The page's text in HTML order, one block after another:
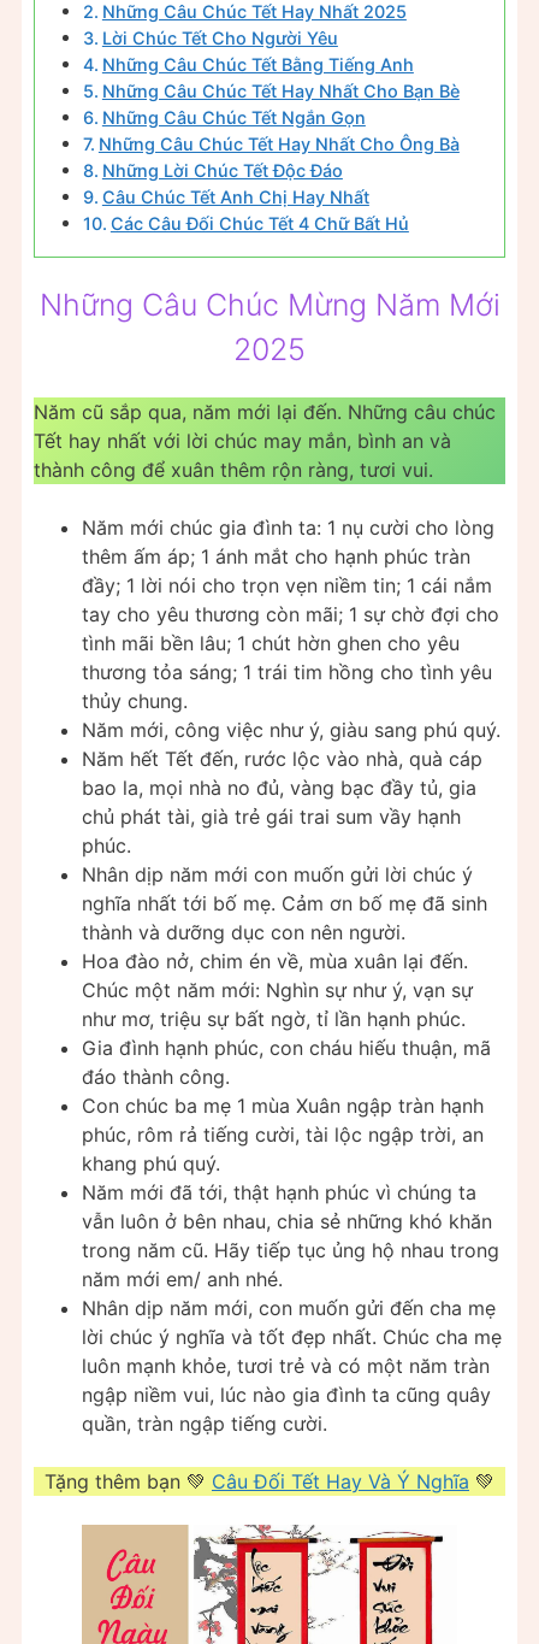
Những Câu Chúc Tết Hay Nhất 2025
Lời Chúc Tết Cho Người Yêu
Những Câu Chúc Tết Bằng Tiếng Anh
Những Câu Chúc Tết Hay Nhất Cho Bạn Bè
Những Câu Chúc Tết Ngắn Gọn
Những Câu Chúc Tết Hay Nhất Cho Ông Bà
Những Lời Chúc Tết Độc Đáo
Câu Chúc Tết Anh Chị Hay Nhất
Các Câu Đối Chúc Tết 4 Chữ Bất Hủ
Những Câu Chúc Mừng Năm Mới
2025
Năm cũ sắp qua, năm mới lại đến. Những câu chúc
Tết hay nhất với lời chúc may mắn, bình an và
thành công để xuân thêm rộn ràng, tươi vui.
Năm mới chúc gia đình ta: 1 nụ cười cho lòng
thêm ấm áp; 1 ánh mắt cho hạnh phúc tràn
đầy; 1 lời nói cho trọn vẹn niềm tin; 1 cái nắm
tay cho yêu thương còn mãi; 1 sự chờ đợi cho
tình mãi bền lâu; 1 chút hờn ghen cho yêu
thương tỏa sáng; 1 trái tim hồng cho tình yêu
thủy chung.
Năm mới, công việc như ý, giàu sang phú quý.
Năm hết Tết đến, rước lộc vào nhà, quà cáp
bao la, mọi nhà no đủ, vàng bạc đầy tủ, gia
chủ phát tài, già trẻ gái trai sum vầy hạnh
phúc.
Nhân dịp năm mới con muốn gửi lời chúc ý
nghĩa nhất tới bố mẹ. Cảm ơn bố mẹ đã sinh
thành và dưỡng dục con nên người.
Hoa đào nở, chim én về, mùa xuân lại đến.
Chúc một năm mới: Nghìn sự như ý, vạn sự
như mơ, triệu sự bất ngờ, tỉ lần hạnh phúc.
Gia đình hạnh phúc, con cháu hiếu thuận, mã
đáo thành công.
Con chúc ba mẹ 1 mùa Xuân ngập tràn hạnh
phúc, rôm rả tiếng cười, tài lộc ngập trời, an
khang phú quý.
Năm mới đã tới, thật hạnh phúc vì chúng ta
vẫn luôn ở bên nhau, chia sẻ những khó khăn
trong năm cũ. Hãy tiếp tục ủng hộ nhau trong
năm mới em/ anh nhé.
Nhân dịp năm mới, con muốn gửi đến cha mẹ
lời chúc ý nghĩa và tốt đẹp nhất. Chúc cha mẹ
luôn mạnh khỏe, tươi trẻ và có một năm tràn
ngập niềm vui, lúc nào gia đình ta cũng quây
quần, tràn ngập tiếng cười.
Tặng thêm bạn 💚 Câu Đối Tết Hay Và Ý Nghĩa 💚